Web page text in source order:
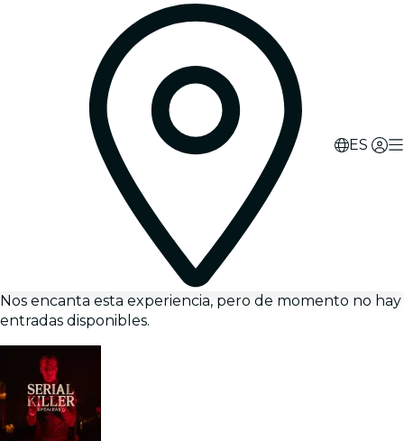
ES
Nos encanta esta experiencia, pero de momento no hay
entradas disponibles.